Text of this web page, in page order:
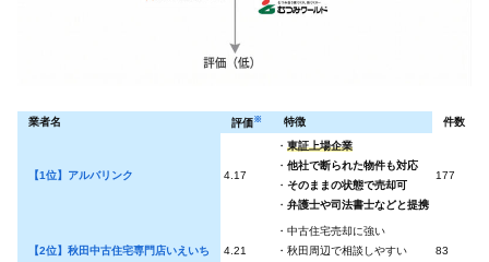
業者名 評価※ 特徴 件数
【1位】アルバリンク 4.17
・ 東証上場企業
・ 他社で断られた物件も対応
・ そのままの状態で売却可
・ 弁護士や司法書士などと提携
177
【2位】秋田中古住宅専門店いえいち 4.21
・中古住宅売却に強い
・秋田周辺で相談しやすい
83